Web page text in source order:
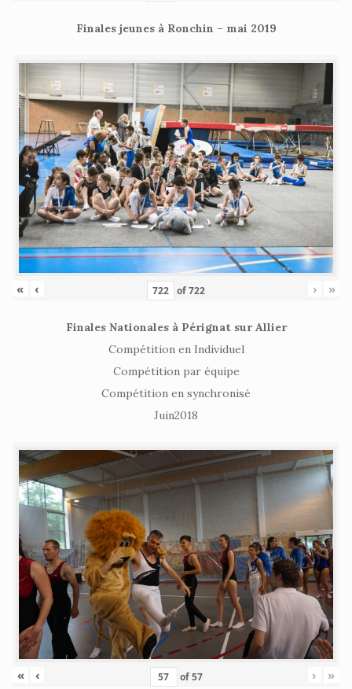
Finales jeunes à Ronchin – mai 2019
« ‹ of722 › »
Finales Nationales à Pérignat sur Allier
Compétition en Individuel
Compétition par équipe
Compétition en synchronisé
Juin2018
« ‹ of57 › »